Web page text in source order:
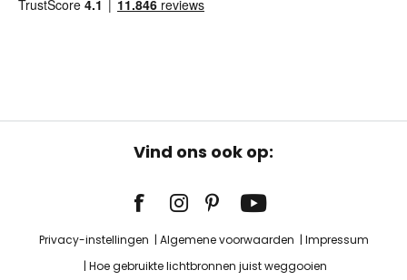
Vind ons ook op:
Privacy-instellingen Algemene voorwaarden
Impressum
Hoe gebruikte lichtbronnen juist weggooien